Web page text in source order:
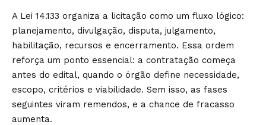
A Lei 14.133 organiza a licitação como um fluxo lógico:
planejamento, divulgação, disputa, julgamento,
habilitação, recursos e encerramento. Essa ordem
reforça um ponto essencial: a contratação começa
antes do edital, quando o órgão define necessidade,
escopo, critérios e viabilidade. Sem isso, as fases
seguintes viram remendos, e a chance de fracasso
aumenta.